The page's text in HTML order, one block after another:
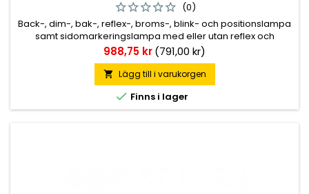
(0)
Back-, dim-, bak-, reflex-, broms-, blink- och positionslampa
samt sidomarkeringslampa med eller utan reflex och
skyltbelysning, se artikellista för rätt utförande. Kabelingång
på baksidan.
Pris
988,75 kr(791,00 kr)
 Lägg till i varukorgen
 Finns i lager